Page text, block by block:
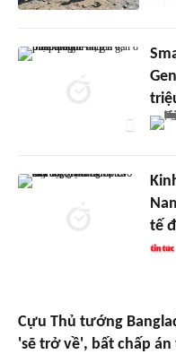
tế
Cựu Thủ tướng
'sẽ trở về', bất chấp